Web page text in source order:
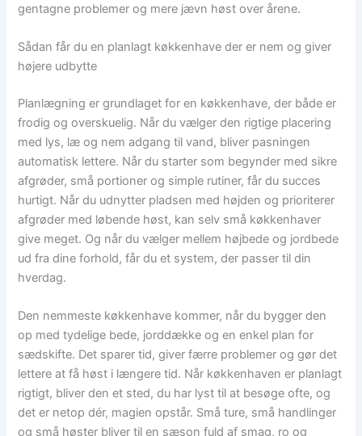
gentagne problemer og mere jævn høst over årene.
Sådan får du en planlagt køkkenhave der er nem og giver
højere udbytte
Planlægning er grundlaget for en køkkenhave, der både er
frodig og overskuelig. Når du vælger den rigtige placering
med lys, læ og nem adgang til vand, bliver pasningen
automatisk lettere. Når du starter som begynder med sikre
afgrøder, små portioner og simple rutiner, får du succes
hurtigt. Når du udnytter pladsen med højden og prioriterer
afgrøder med løbende høst, kan selv små køkkenhaver
give meget. Og når du vælger mellem højbede og jordbede
ud fra dine forhold, får du et system, der passer til din
hverdag.
Den nemmeste køkkenhave kommer, når du bygger den
op med tydelige bede, jorddække og en enkel plan for
sædskifte. Det sparer tid, giver færre problemer og gør det
lettere at få høst i længere tid. Når køkkenhaven er planlagt
rigtigt, bliver den et sted, du har lyst til at besøge ofte, og
det er netop dér, magien opstår. Små ture, små handlinger
og små høster bliver til en sæson fuld af smag, ro og